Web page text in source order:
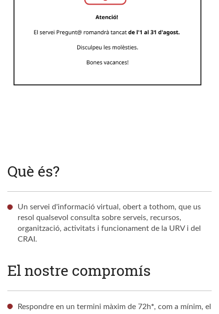
Què és?
Un servei d'informació virtual, obert a tothom, que us
resol qualsevol consulta sobre serveis, recursos,
organització, activitats i funcionament de la URV i del
CRAI.
El nostre compromís
Respondre en un termini màxim de 72h*, com a mínim, el